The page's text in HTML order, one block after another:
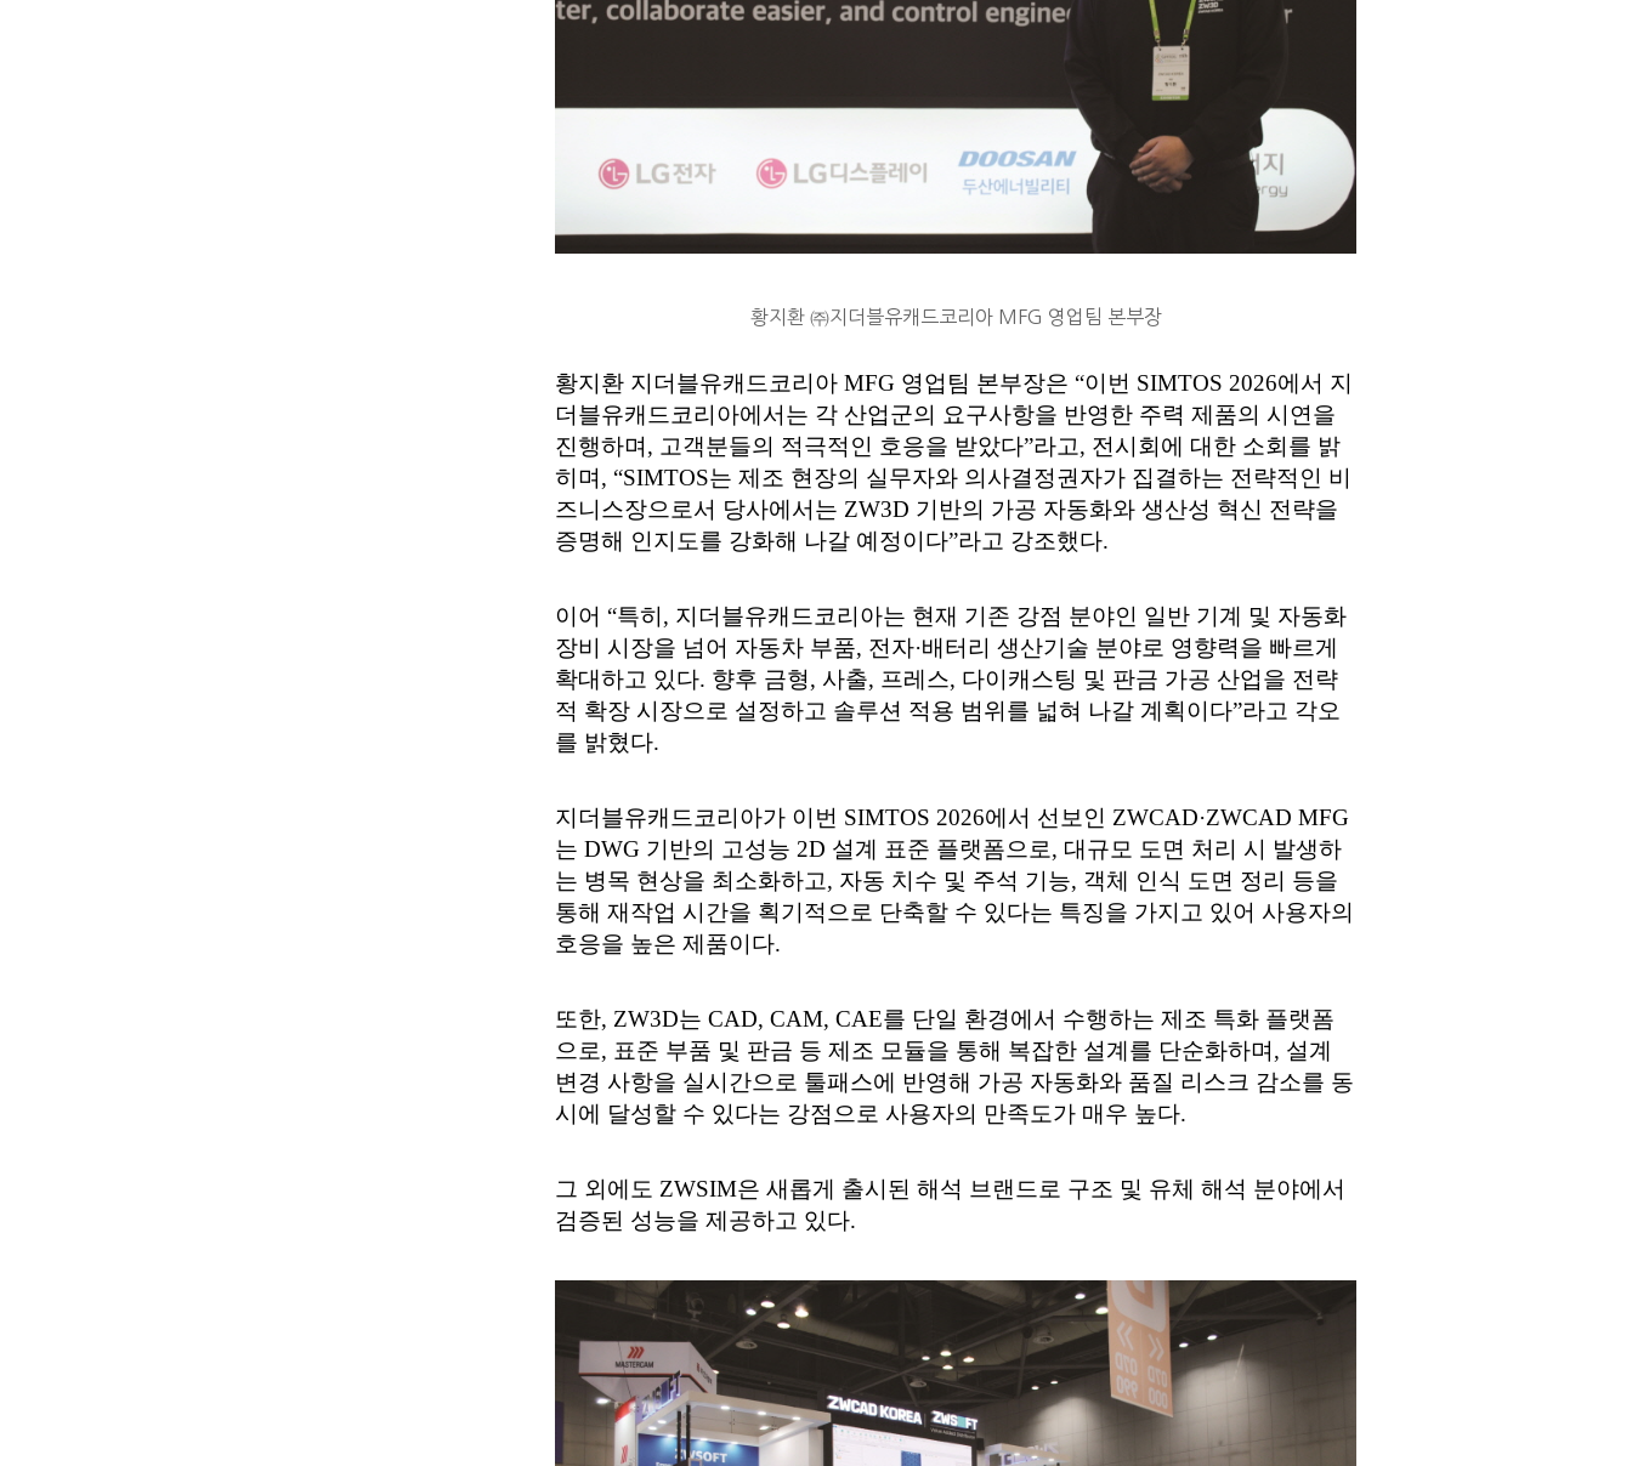
황지환 ㈜지더블유캐드코리아 MFG 영업팀 본부장
황지환 지더블유캐드코리아 MFG 영업팀 본부장은 “이번 SIMTOS 2026에서 지
더블유캐드코리아에서는 각 산업군의 요구사항을 반영한 주력 제품의 시연을
진행하며, 고객분들의 적극적인 호응을 받았다”라고, 전시회에 대한 소회를 밝
히며, “SIMTOS는 제조 현장의 실무자와 의사결정권자가 집결하는 전략적인 비
즈니스장으로서 당사에서는 ZW3D 기반의 가공 자동화와 생산성 혁신 전략을
증명해 인지도를 강화해 나갈 예정이다”라고 강조했다.
이어 “특히, 지더블유캐드코리아는 현재 기존 강점 분야인 일반 기계 및 자동화
장비 시장을 넘어 자동차 부품, 전자·배터리 생산기술 분야로 영향력을 빠르게
확대하고 있다. 향후 금형, 사출, 프레스, 다이캐스팅 및 판금 가공 산업을 전략
적 확장 시장으로 설정하고 솔루션 적용 범위를 넓혀 나갈 계획이다”라고 각오
를 밝혔다.
지더블유캐드코리아가 이번 SIMTOS 2026에서 선보인 ZWCAD·ZWCAD MFG
는 DWG 기반의 고성능 2D 설계 표준 플랫폼으로, 대규모 도면 처리 시 발생하
는 병목 현상을 최소화하고, 자동 치수 및 주석 기능, 객체 인식 도면 정리 등을
통해 재작업 시간을 획기적으로 단축할 수 있다는 특징을 가지고 있어 사용자의
호응을 높은 제품이다.
또한, ZW3D는 CAD, CAM, CAE를 단일 환경에서 수행하는 제조 특화 플랫폼
으로, 표준 부품 및 판금 등 제조 모듈을 통해 복잡한 설계를 단순화하며, 설계
변경 사항을 실시간으로 툴패스에 반영해 가공 자동화와 품질 리스크 감소를 동
시에 달성할 수 있다는 강점으로 사용자의 만족도가 매우 높다.
그 외에도 ZWSIM은 새롭게 출시된 해석 브랜드로 구조 및 유체 해석 분야에서
검증된 성능을 제공하고 있다.